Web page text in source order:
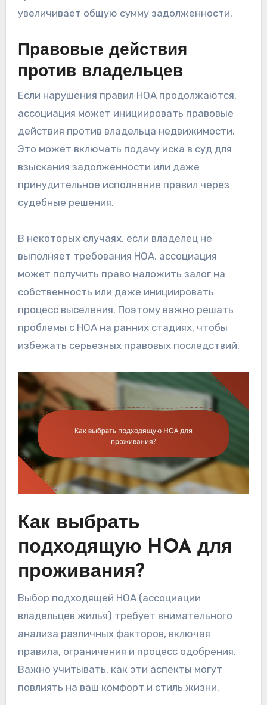
увеличивает общую сумму задолженности.
Правовые действия
против владельцев
Если нарушения правил HOA продолжаются,
ассоциация может инициировать правовые
действия против владельца недвижимости.
Это может включать подачу иска в суд для
взыскания задолженности или даже
принудительное исполнение правил через
судебные решения.
В некоторых случаях, если владелец не
выполняет требования HOA, ассоциация
может получить право наложить залог на
собственность или даже инициировать
процесс выселения. Поэтому важно решать
проблемы с HOA на ранних стадиях, чтобы
избежать серьезных правовых последствий.
Как выбрать
подходящую HOA для
проживания?
Выбор подходящей HOA (ассоциации
владельцев жилья) требует внимательного
анализа различных факторов, включая
правила, ограничения и процесс одобрения.
Важно учитывать, как эти аспекты могут
повлиять на ваш комфорт и стиль жизни.